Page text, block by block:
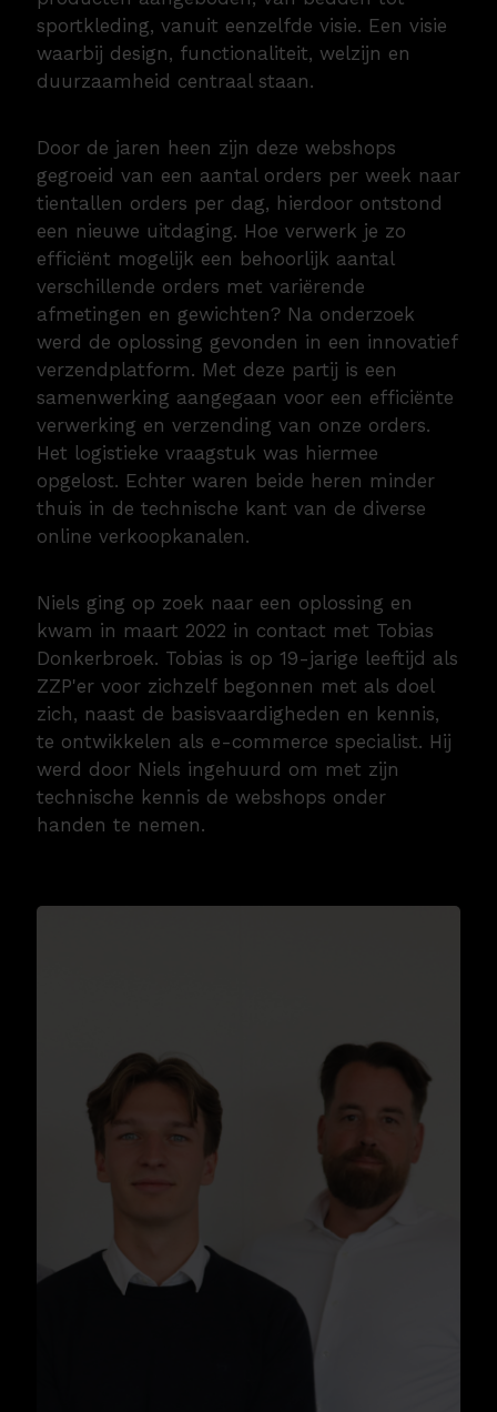
sportkleding, vanuit eenzelfde visie. Een visie
waarbij design, functionaliteit, welzijn en
duurzaamheid centraal staan.
Door de jaren heen zijn deze webshops
gegroeid van een aantal orders per week naar
tientallen orders per dag, hierdoor ontstond
een nieuwe uitdaging. Hoe verwerk je zo
efficiënt mogelijk een behoorlijk aantal
verschillende orders met variërende
afmetingen en gewichten? Na onderzoek
werd de oplossing gevonden in een innovatief
verzendplatform. Met deze partij is een
samenwerking aangegaan voor een efficiënte
verwerking en verzending van onze orders.
Het logistieke vraagstuk was hiermee
opgelost. Echter waren beide heren minder
thuis in de technische kant van de diverse
online verkoopkanalen.
Niels ging op zoek naar een oplossing en
kwam in maart 2022 in contact met Tobias
Donkerbroek. Tobias is op 19-jarige leeftijd als
ZZP'er voor zichzelf begonnen met als doel
zich, naast de basisvaardigheden en kennis,
te ontwikkelen als e-commerce specialist. Hij
werd door Niels ingehuurd om met zijn
technische kennis de webshops onder
handen te nemen.